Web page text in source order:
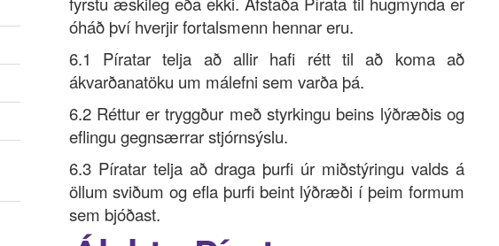
óháð því hverjir fortalsmenn hennar eru.
6.1 Píratar telja að allir hafi rétt til að koma að
ákvarðanatöku um málefni sem varða þá.
6.2 Réttur er tryggður með styrkingu beins lýðræðis og
eflingu gegnsærrar stjórnsýslu.
6.3 Píratar telja að draga þurfi úr miðstýringu valds á
öllum sviðum og efla þurfi beint lýðræði í þeim formum
sem bjóðast.